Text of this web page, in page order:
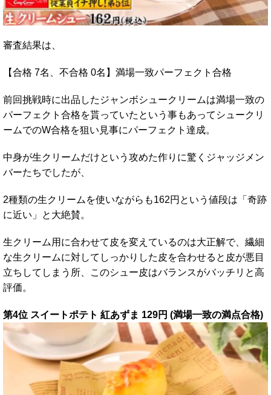
審査結果は、
【合格 7名、不合格 0名】満場一致パーフェクト合格
前回挑戦時に出品したジャンボシュークリームは満場一致の
パーフェクト合格を貰っていたという事もあってシュークリ
ームでのW合格を狙い見事にパーフェクト達成。
中身が生クリームだけという攻めた作りに驚くジャッジメン
バーたちでしたが、
2種類の生クリームを使いながらも162円という値段は「奇跡
に近い」と大絶賛。
生クリーム用に合わせて皮を変えているのは大正解で、繊細
な生クリームに対してしっかりした皮を合わせると皮が悪目
立ちしてしまう所、このシュー皮はバランスがバッチリと高
評価。
第4位 スイートポテト 紅あずま 129円 (満場一致の満点合格)